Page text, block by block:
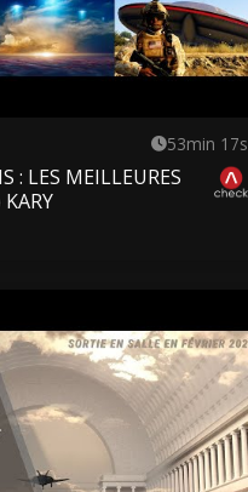
53min 17s
: LES MEILLEURES